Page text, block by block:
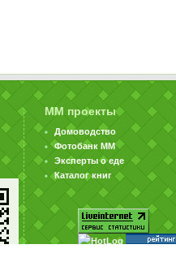
ММ проекты
Домоводство
Фотобанк ММ
Эксперты о еде
Каталог книг